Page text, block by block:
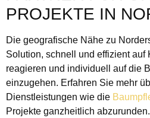
PROJEKTE IN
Die geografische Nähe zu
Solution, schnell und effizient auf
reagieren und individuell auf die
einzugehen. Erfahren Sie mehr
Dienstleistungen wie die
Projekte ganzheitlich